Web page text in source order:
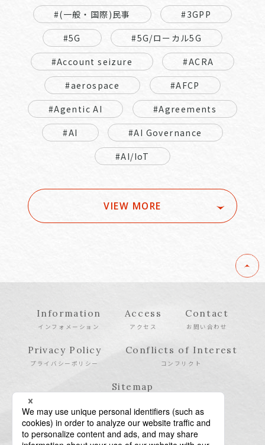
#(一般・国際)民事
#3GPP
#5G
#5G/ローカル5G
#Account seizure
#ACRA
#aerospace
#AFCP
#Agentic AI
#Agreements
#AI
#AI Governance
#AI/IoT
VIEW MORE
Information
インフォメーション
Access
アクセス
Contact
お問い合わせ
Privacy Policy
プライバシーポリシー
Conflicts of Interest
コンフリクト
Sitemap